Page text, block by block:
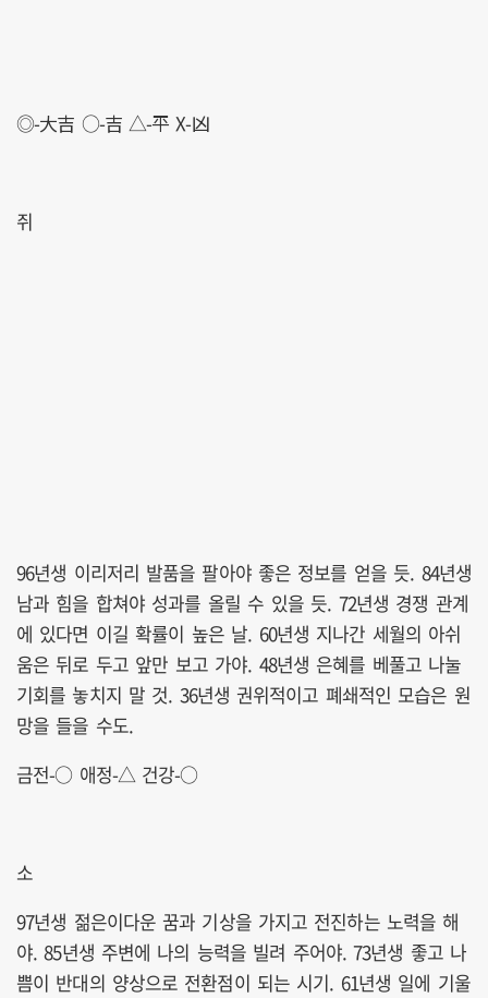
◎-大吉 ○-吉 △-平 X-凶
쥐
96년생 이리저리 발품을 팔아야 좋은 정보를 얻을 듯. 84년생
남과 힘을 합쳐야 성과를 올릴 수 있을 듯. 72년생 경쟁 관계
에 있다면 이길 확률이 높은 날. 60년생 지나간 세월의 아쉬
움은 뒤로 두고 앞만 보고 가야. 48년생 은혜를 베풀고 나눌
기회를 놓치지 말 것. 36년생 권위적이고 폐쇄적인 모습은 원
망을 들을 수도.
금전-○ 애정-△ 건강-○
소
97년생 젊은이다운 꿈과 기상을 가지고 전진하는 노력을 해
야. 85년생 주변에 나의 능력을 빌려 주어야. 73년생 좋고 나
쁨이 반대의 양상으로 전환점이 되는 시기. 61년생 일에 기울